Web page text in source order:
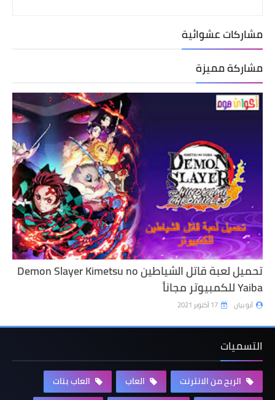
مشاركات عشوائية
مشاركة مميزة
تحميل لعبة قاتل الشياطين Demon Slayer Kimetsu no
Yaiba للكمبيوتر مجاناً
أبو بيان 17 أكتوبر 2021
التسميات
الربح من الانترنت العاب
العاب بنات